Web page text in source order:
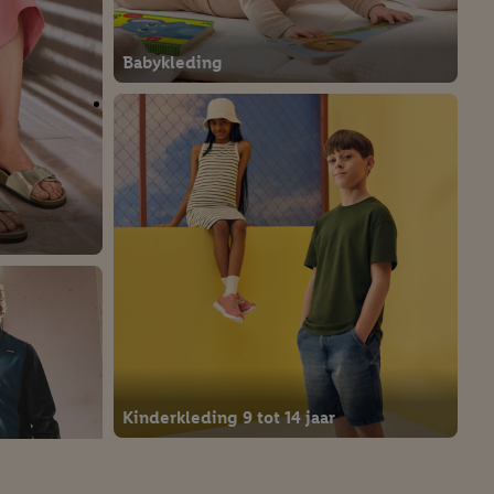
Babykleding
Kinderkleding 9 tot 14 jaar